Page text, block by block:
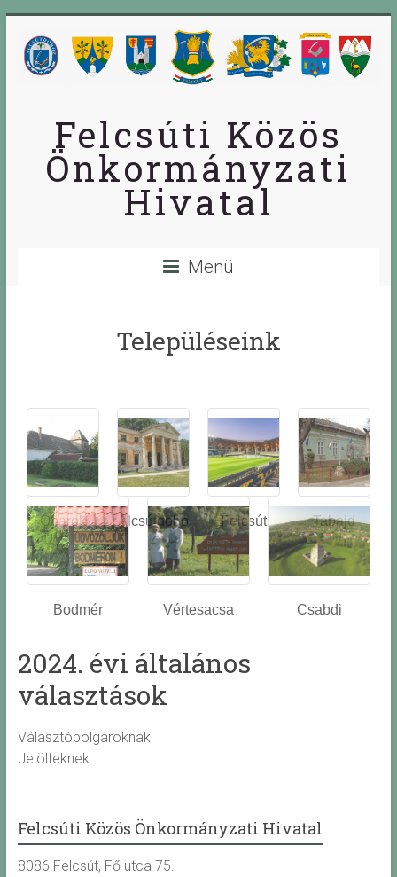
Felcsúti Közös
Önkormányzati
Hivatal
Menü
Településeink
Óbarok
Alcsútdobo
z
Felcsút Tabajd
Bodmér Vértesacsa Csabdi
2024. évi általános
választások
Választópolgároknak
Jelölteknek
Felcsúti Közös Önkormányzati Hivatal
8086 Felcsút, Fő utca 75.